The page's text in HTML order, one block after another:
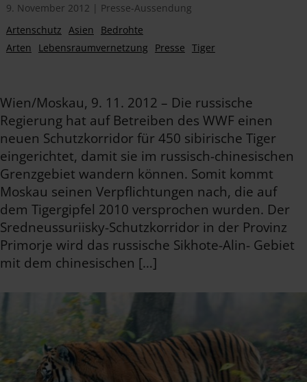
9. November 2012 | Presse-Aussendung
Artenschutz Asien
Bedrohte
Arten
Lebensraumvernetzung Presse Tiger
Wien/Moskau, 9. 11. 2012 – Die russische
Regierung hat auf Betreiben des WWF einen
neuen Schutzkorridor für 450 sibirische Tiger
eingerichtet, damit sie im russisch-chinesischen
Grenzgebiet wandern können. Somit kommt
Moskau seinen Verpflichtungen nach, die auf
dem Tigergipfel 2010 versprochen wurden. Der
Sredneussuriisky-Schutzkorridor in der Provinz
Primorje wird das russische Sikhote-Alin- Gebiet
mit dem chinesischen […]